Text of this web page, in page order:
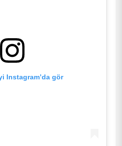
Instagram’da gör